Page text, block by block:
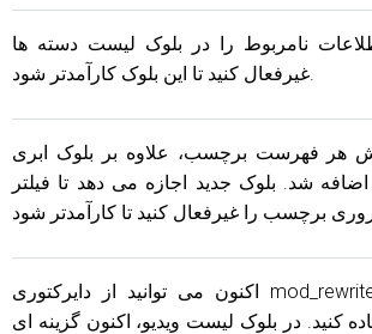
نامربوط را در بلوک لیست دسته ها
غیرفعال کنید تا این بلوک کارآمدتر شود.
هر فهرست برچسب، علاوه بر بلوک ابری
شد. بلوک جدید اجازه می دهد تا فیلتر
اکنون می توانید از دایرکتوری mod_rewrite برای منابع محتوا
کنید. در بلوک لیست ویدیو، اکنون گزینه ای